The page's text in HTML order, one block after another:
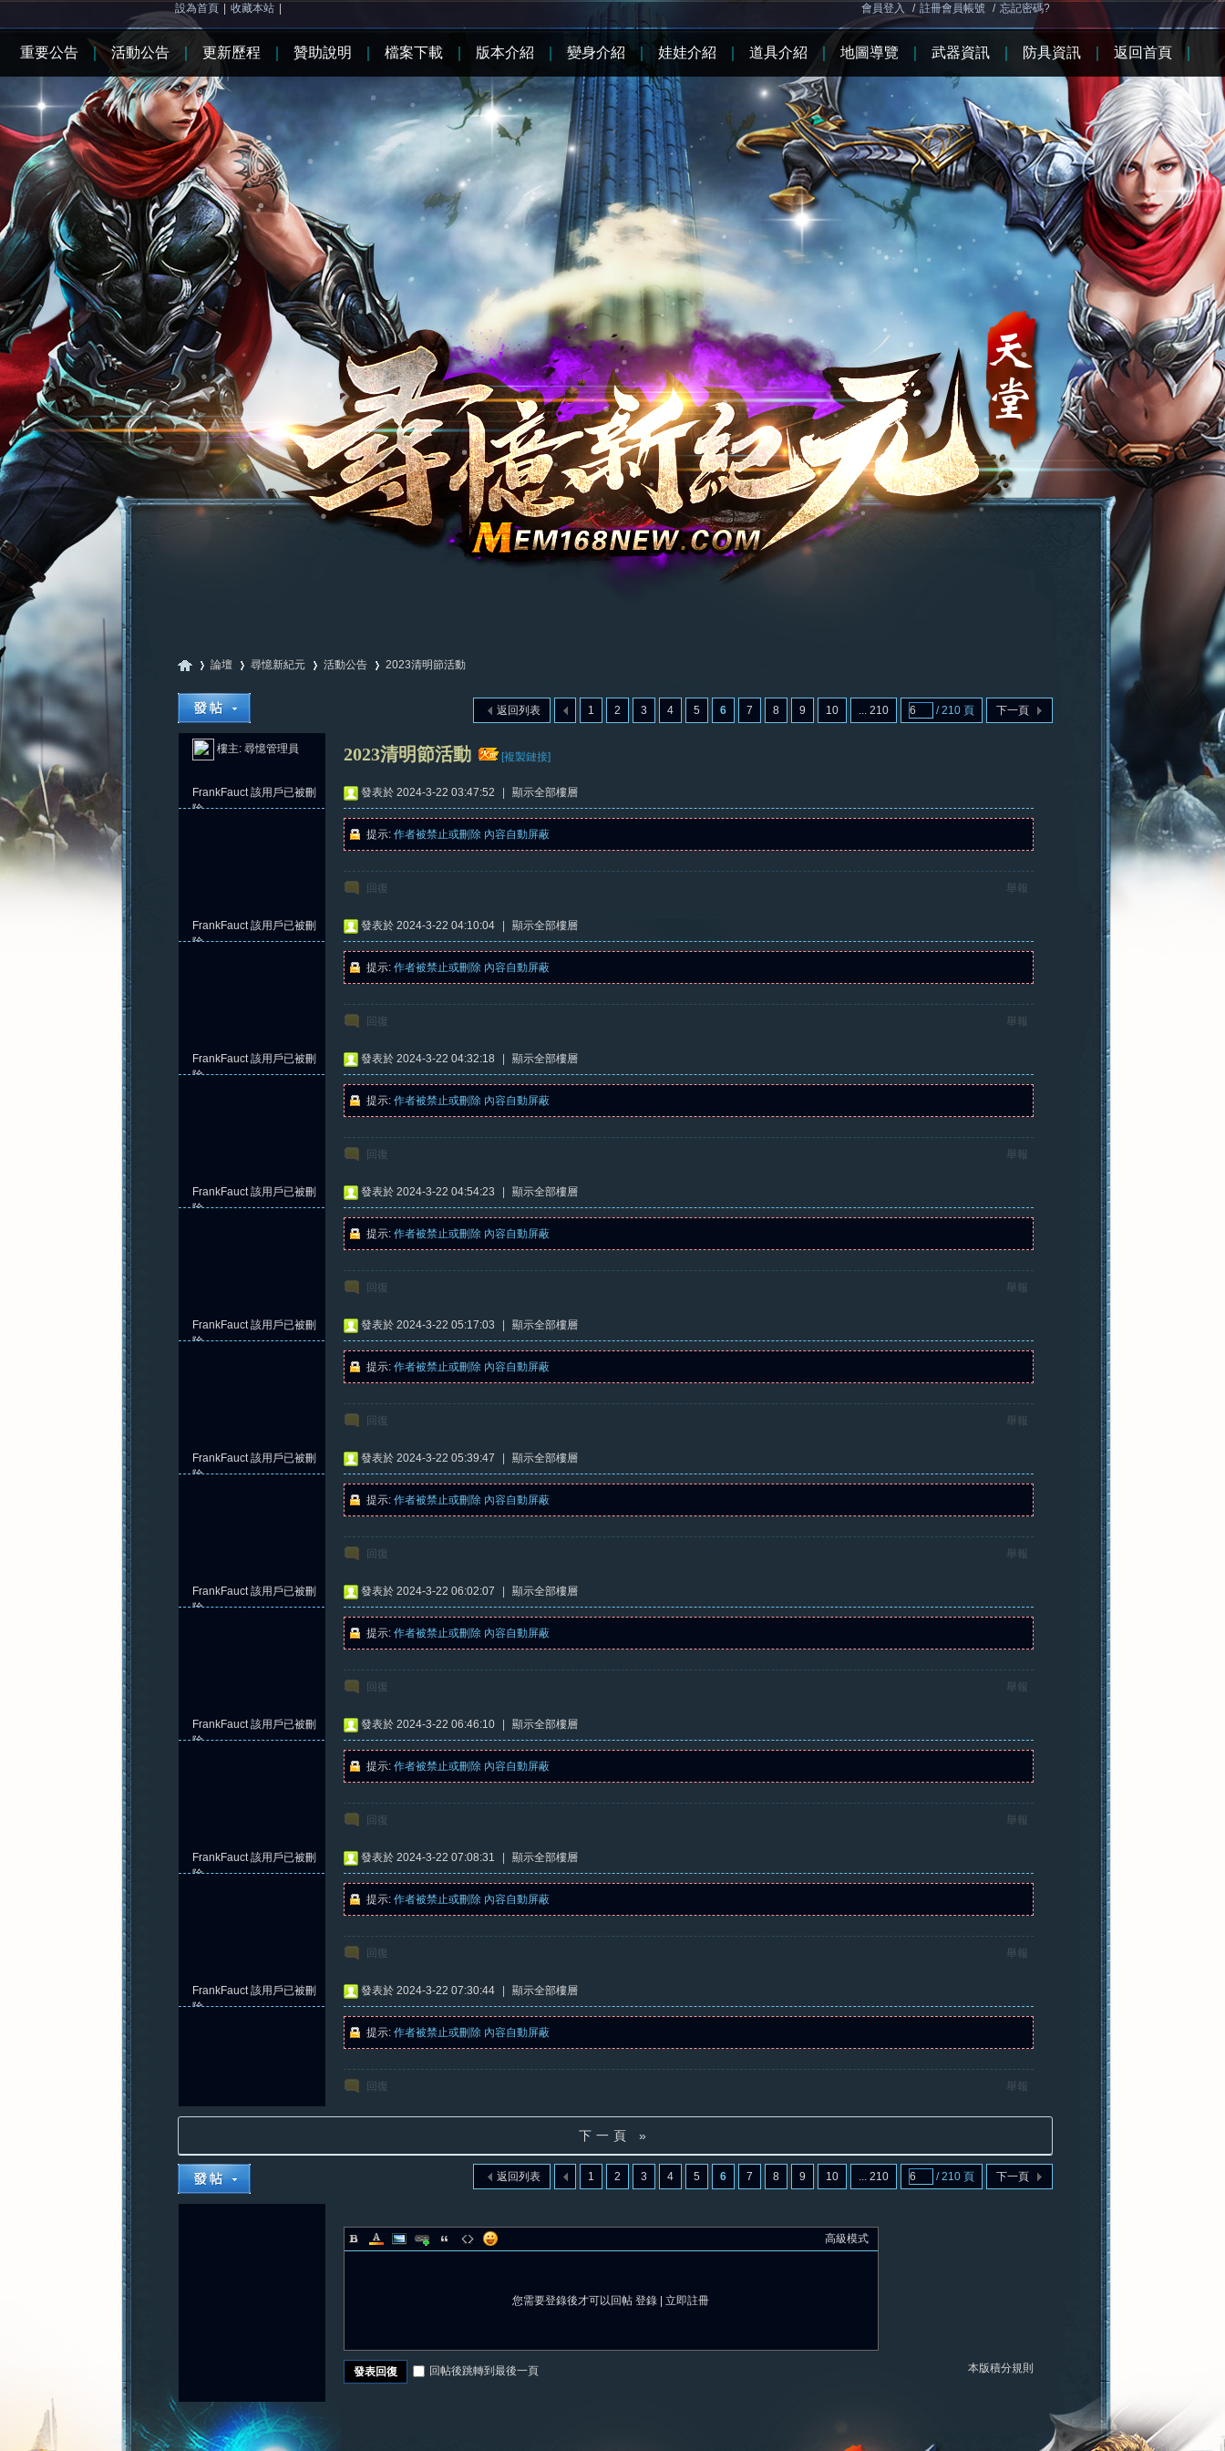
設為首頁 收藏本站 會員登入 / 註冊會員帳號 / 忘記密碼?
元
»
論壇
›
尋憶新紀元 活動公告 2023清明節活動
1 2 3 4 5 6 7 8 9 10 ... 210 / 210 頁 下一頁
返回列表
樓主: 尋憶管理員 2023清明節活動 [複製鏈接]
FrankFauct該用戶已被刪
除
發表於 2024-3-22 03:47:52 顯示全部樓層
提示: 作者被禁止或刪除 內容自動屏蔽
回復 舉報
FrankFauct該用戶已被刪
除
發表於 2024-3-22 04:10:04 顯示全部樓層
提示: 作者被禁止或刪除 內容自動屏蔽
回復 舉報
FrankFauct該用戶已被刪
除
發表於 2024-3-22 04:32:18 顯示全部樓層
提示: 作者被禁止或刪除 內容自動屏蔽
回復 舉報
FrankFauct該用戶已被刪
除
發表於 2024-3-22 04:54:23 顯示全部樓層
提示: 作者被禁止或刪除 內容自動屏蔽
回復 舉報
FrankFauct該用戶已被刪
除
發表於 2024-3-22 05:17:03 顯示全部樓層
提示: 作者被禁止或刪除 內容自動屏蔽
回復 舉報
FrankFauct該用戶已被刪
除
發表於 2024-3-22 05:39:47 顯示全部樓層
提示: 作者被禁止或刪除 內容自動屏蔽
回復 舉報
FrankFauct該用戶已被刪
除
發表於 2024-3-22 06:02:07 顯示全部樓層
提示: 作者被禁止或刪除 內容自動屏蔽
回復 舉報
FrankFauct該用戶已被刪
除
發表於 2024-3-22 06:46:10 顯示全部樓層
提示: 作者被禁止或刪除 內容自動屏蔽
回復 舉報
FrankFauct該用戶已被刪
除
發表於 2024-3-22 07:08:31 顯示全部樓層
提示: 作者被禁止或刪除 內容自動屏蔽
回復 舉報
FrankFauct該用戶已被刪
除
發表於 2024-3-22 07:30:44 顯示全部樓層
提示: 作者被禁止或刪除 內容自動屏蔽
回復 舉報
下一頁 »
1 2 3 4 5 6 7 8 9 10 ... 210 / 210 頁 下一頁
返回列表
高級模式
您需要登錄後才可以回帖 登錄 立即註冊
本版積分規則
發表回復 回帖後跳轉到最後一頁